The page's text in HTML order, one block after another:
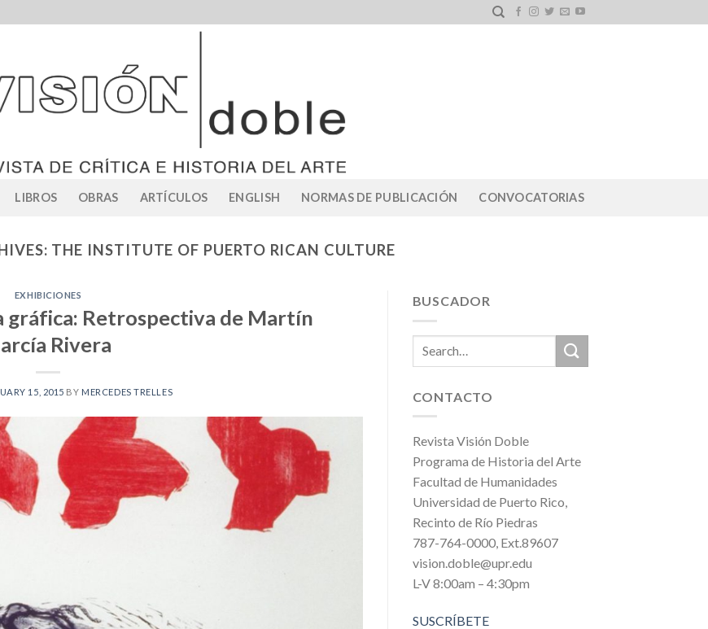
LIBROS OBRAS ARTÍCULOS ENGLISH NORMAS DE PUBLICACIÓN CONVOCATORIAS
THE INSTITUTE OF PUERTO RICAN CULTURE
EXHIBICIONES
gráfica: Retrospectiva de Martín
Rivera
15, 2015 BY MERCEDES TRELLES
BUSCADOR
CONTACTO
Revista Visión Doble
Programa de Historia del Arte
Facultad de Humanidades
Universidad de Puerto Rico,
Recinto de Río Piedras
787-764-0000, Ext.89607
vision.doble@upr.edu
L-V 8:00am – 4:30pm
SUSCRÍBETE